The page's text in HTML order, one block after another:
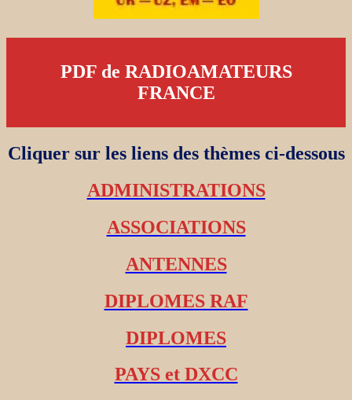
PDF de RADIOAMATEURS
FRANCE
Cliquer sur les liens des thèmes ci-dessous
ADMINISTRATIONS
ASSOCIATIONS
ANTENNES
DIPLOMES RAF
DIPLOMES
PAYS et DXCC